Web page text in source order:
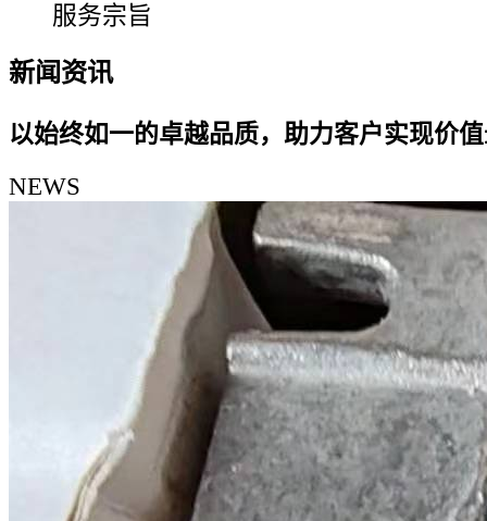
服务宗旨
新闻资讯
以始终如一的卓越品质，助力客户实现价
NEWS